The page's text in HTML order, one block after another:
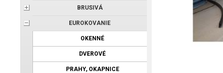
BRUSIVÁ
EUROKOVANIE
OKENNÉ
DVEROVÉ
PRAHY, OKAPNICE